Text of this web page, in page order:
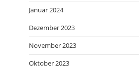
Januar 2024
Dezember 2023
November 2023
Oktober 2023